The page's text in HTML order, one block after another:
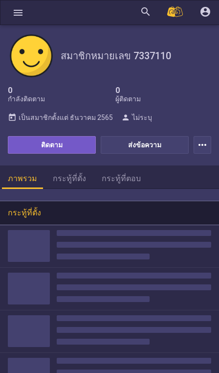
menu search account_circle
สมาชิกหมายเลข 7337110
0
กำลังติดตาม
0
ผู้ติดตาม
ส่งข้อความ
ติดตาม
today เป็นสมาชิกตั้งแต่ ธันวาคม 2565 person ไม่ระบุ
more_horiz
ภาพรวม กระทู้ที่ตั้ง กระทู้ที่ตอบ
กระทู้ที่ตั้ง